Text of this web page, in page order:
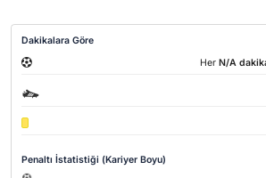
Dakikalara Göre
Her N/A
Penaltı İstatistiği (Kariyer Boyu)